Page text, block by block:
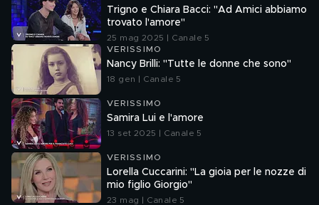
Trigno e Chiara Bacci: "Ad Amici abbiamo
trovato l'amore"
25 mag 2025 | Canale 5
VERISSIMO
Nancy Brilli: "Tutte le donne che sono"
18 gen | Canale 5
VERISSIMO
Samira Lui e l'amore
13 set 2025 | Canale 5
VERISSIMO
Lorella Cuccarini: "La gioia per le nozze di
mio figlio Giorgio"
23 mag | Canale 5